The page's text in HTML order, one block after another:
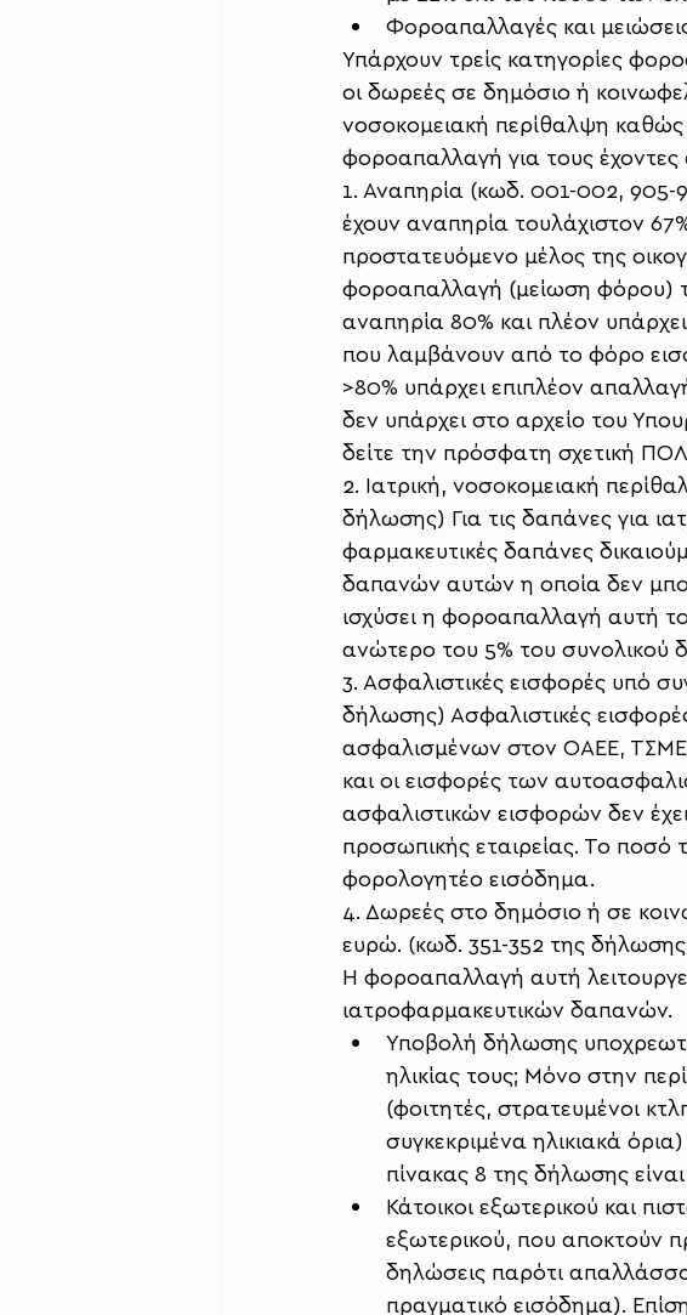
Φοροαπαλλαγές και
Υπάρχουν τρείς κατηγορίες
οι δωρεές σε δημόσιο ή
νοσοκομειακή περίθαλψη καθώς
φοροαπαλλαγή για τους
1. Αναπηρία (κωδ. 001-002, 905-
έχουν αναπηρία τουλάχιστον
προστατευόμενο μέλος της
φοροαπαλλαγή (μείωση φόρου)
αναπηρία 80% και πλέον
που λαμβάνουν από το φόρο
>80% υπάρχει επιπλέον
δεν υπάρχει στο αρχείο του
δείτε την πρόσφατη σχετική
2. Ιατρική, νοσοκομειακή
δήλωσης) Για τις δαπάνες για
φαρμακευτικές δαπάνες
δαπανών αυτών η οποία δεν
ισχύσει η φοροαπαλλαγή αυτή
ανώτερο του 5% του συνολικού
3. Ασφαλιστικές εισφορές υπό
δήλωσης) Ασφαλιστικές
ασφαλισμένων στον ΟΑΕΕ,
και οι εισφορές των
ασφαλιστικών εισφορών δεν
προσωπικής εταιρείας. Το ποσό
φορολογητέο εισόδημα.
4. Δωρεές στο δημόσιο ή σε
ευρώ. (κωδ. 351-352 της
Η φοροαπαλλαγή αυτή
ιατροφαρμακευτικών δαπανών.
Υποβολή δήλωσης
ηλικίας τους; Μόνο στην
(φοιτητές, στρατευμένοι
συγκεκριμένα ηλικιακά
πίνακας 8 της δήλωσης
Κάτοικοι εξωτερικού και
εξωτερικού, που αποκτούν
δηλώσεις παρότι
πραγματικό εισόδημα).